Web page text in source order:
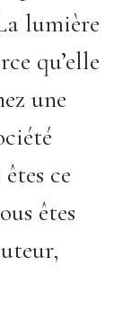
lumière
qu’elle
une
ce
êtes